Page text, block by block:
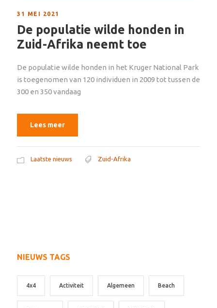
31 MEI 2021
De populatie wilde honden in
Zuid-Afrika neemt toe
De populatie wilde honden in het Kruger National Park
is toegenomen van 120 individuen in 2009 tot tussen de
300 en 350 vandaag
Lees meer
Laatste nieuws Zuid-Afrika
NIEUWS TAGS
4x4 Activiteit Algemeen Beach